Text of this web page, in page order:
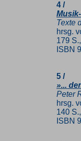
4 /
Texte
hrsg.
179
ISBN
5 /
»...
Peter
hrsg.
140
ISBN